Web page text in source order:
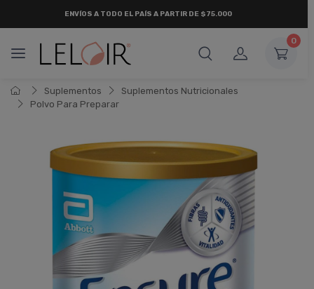
ENVÍOS A TODO EL PAÍS A PARTIR DE $75.000
0
Suplementos
Suplementos Nutricionales
Polvo Para Preparar